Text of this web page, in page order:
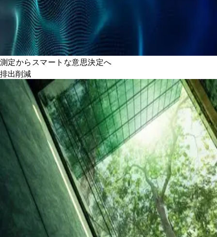
測定からスマートな意思決定へ
排出削減